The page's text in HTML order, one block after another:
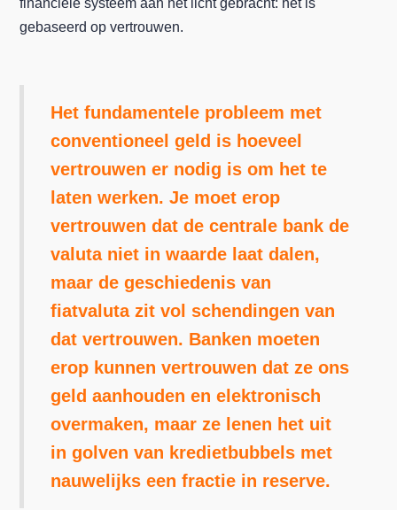
gebaseerd op vertrouwen.
Het fundamentele probleem met
conventioneel geld is hoeveel
vertrouwen er nodig is om het te
laten werken. Je moet erop
vertrouwen dat de centrale bank de
valuta niet in waarde laat dalen,
maar de geschiedenis van
fiatvaluta zit vol schendingen van
dat vertrouwen. Banken moeten
erop kunnen vertrouwen dat ze ons
geld aanhouden en elektronisch
overmaken, maar ze lenen het uit
in golven van kredietbubbels met
nauwelijks een fractie in reserve.